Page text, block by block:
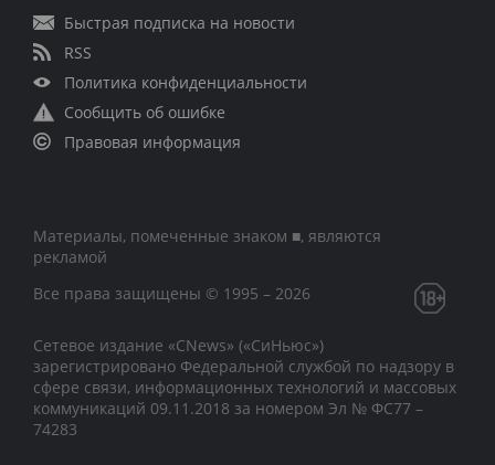
Быстрая подписка на новости
RSS
Политика конфиденциальности
Сообщить об ошибке
Правовая информация
Материалы, помеченные знаком ■, являются
рекламой
Все права защищены © 1995 – 2026
Сетевое издание «CNews» («СиНьюс»)
зарегистрировано Федеральной службой по надзору в
сфере связи, информационных технологий и массовых
коммуникаций 09.11.2018 за номером Эл № ФС77 –
74283